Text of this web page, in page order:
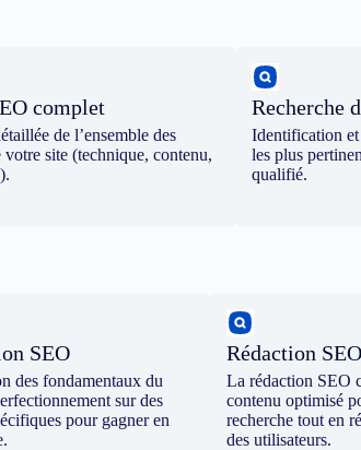
complet
de l’ensemble des
votre site (technique, contenu,
Recherche
Identification et
les plus
qualifié.
SEO
des fondamentaux du
sur des
pour gagner en
Rédaction SEO
La rédaction SEO
contenu optimisé
recherche tout en
des utilisateurs.